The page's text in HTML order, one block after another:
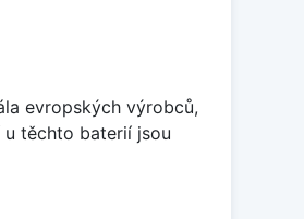
evropských výrobců,
těchto baterií jsou